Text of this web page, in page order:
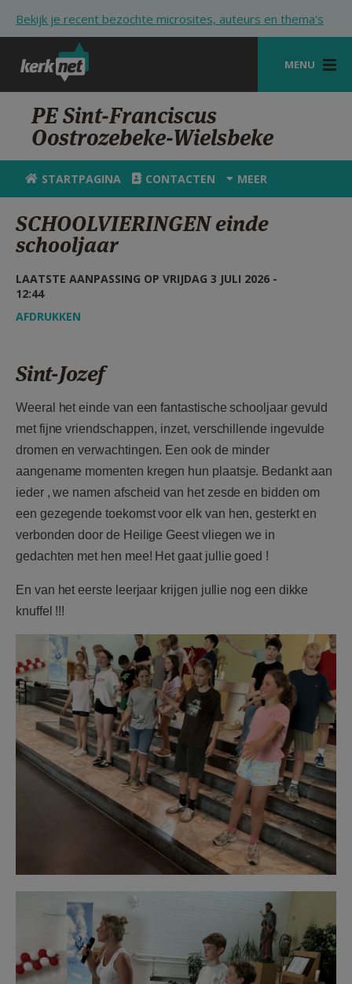
Bekijk je recent bezochte microsites, auteurs en thema's
MENU
STARTPAGINA
KERK
VIERINGEN
ZOEKEN
HULP
AANMELDEN OF REGISTREREN
PE Sint-Franciscus
Oostrozebeke-Wielsbeke
STARTPAGINA CONTACTEN MEER
SCHOOLVIERINGEN einde
schooljaar
LAATSTE AANPASSING OP VRIJDAG 3 JULI 2026 -
12:44
AFDRUKKEN
Sint-Jozef
Weeral het einde van een fantastische schooljaar gevuld
met fijne vriendschappen, inzet, verschillende ingevulde
dromen en verwachtingen. Een ook de minder
aangename momenten kregen hun plaatsje. Bedankt aan
ieder , we namen afscheid van het zesde en bidden om
een gezegende toekomst voor elk van hen, gesterkt en
verbonden door de Heilige Geest vliegen we in
gedachten met hen mee! Het gaat jullie goed !
En van het eerste leerjaar krijgen jullie nog een dikke
knuffel !!!
F1213g26.jpeg
F1213h26.jpeg